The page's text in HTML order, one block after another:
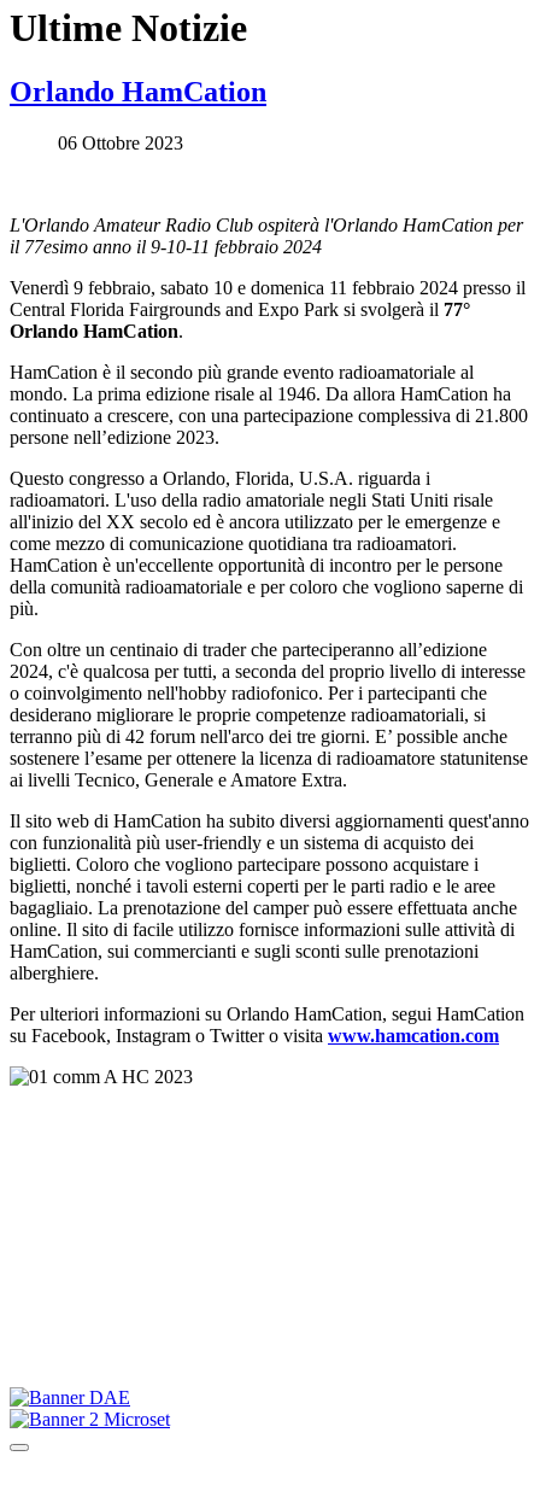
Ultime Notizie
Orlando HamCation
06 Ottobre 2023
L'Orlando Amateur Radio Club ospiterà l'Orlando HamCation per
il 77esimo anno il 9-10-11 febbraio 2024
Venerdì 9 febbraio, sabato 10 e domenica 11 febbraio 2024 presso il
Central Florida Fairgrounds and Expo Park si svolgerà il 77°
Orlando HamCation.
HamCation è il secondo più grande evento radioamatoriale al
mondo. La prima edizione risale al 1946. Da allora HamCation ha
continuato a crescere, con una partecipazione complessiva di 21.800
persone nell’edizione 2023.
Questo congresso a Orlando, Florida, U.S.A. riguarda i
radioamatori. L'uso della radio amatoriale negli Stati Uniti risale
all'inizio del XX secolo ed è ancora utilizzato per le emergenze e
come mezzo di comunicazione quotidiana tra radioamatori.
HamCation è un'eccellente opportunità di incontro per le persone
della comunità radioamatoriale e per coloro che vogliono saperne di
più.
Con oltre un centinaio di trader che parteciperanno all’edizione
2024, c'è qualcosa per tutti, a seconda del proprio livello di interesse
o coinvolgimento nell'hobby radiofonico. Per i partecipanti che
desiderano migliorare le proprie competenze radioamatoriali, si
terranno più di 42 forum nell'arco dei tre giorni. E’ possible anche
sostenere l’esame per ottenere la licenza di radioamatore statunitense
ai livelli Tecnico, Generale e Amatore Extra.
Il sito web di HamCation ha subito diversi aggiornamenti quest'anno
con funzionalità più user-friendly e un sistema di acquisto dei
biglietti. Coloro che vogliono partecipare possono acquistare i
biglietti, nonché i tavoli esterni coperti per le parti radio e le aree
bagagliaio. La prenotazione del camper può essere effettuata anche
online. Il sito di facile utilizzo fornisce informazioni sulle attività di
HamCation, sui commercianti e sugli sconti sulle prenotazioni
alberghiere.
Per ulteriori informazioni su Orlando HamCation, segui HamCation
su Facebook, Instagram o Twitter o visita www.hamcation.com